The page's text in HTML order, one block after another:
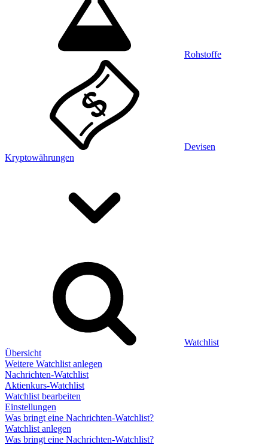
Rohstoffe
Devisen
Kryptowährungen
Watchlist
Übersicht
Weitere Watchlist anlegen
Nachrichten-Watchlist
Aktienkurs-Watchlist
Watchlist bearbeiten
Einstellungen
Was bringt eine Nachrichten-Watchlist?
Watchlist anlegen
Was bringt eine Nachrichten-Watchlist?